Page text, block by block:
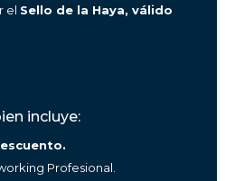
el Sello de la Haya, válido
incluye:
Profesional.